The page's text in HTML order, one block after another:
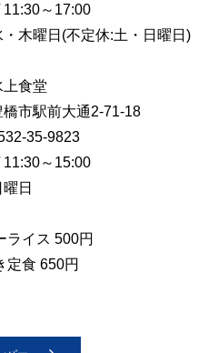
11:30～17:00
・木曜日(不定休:土・日曜日)
上食堂
橋市駅前大通2-71-18
9823
11:30～15:00
日
ライス 500円
定食 650円